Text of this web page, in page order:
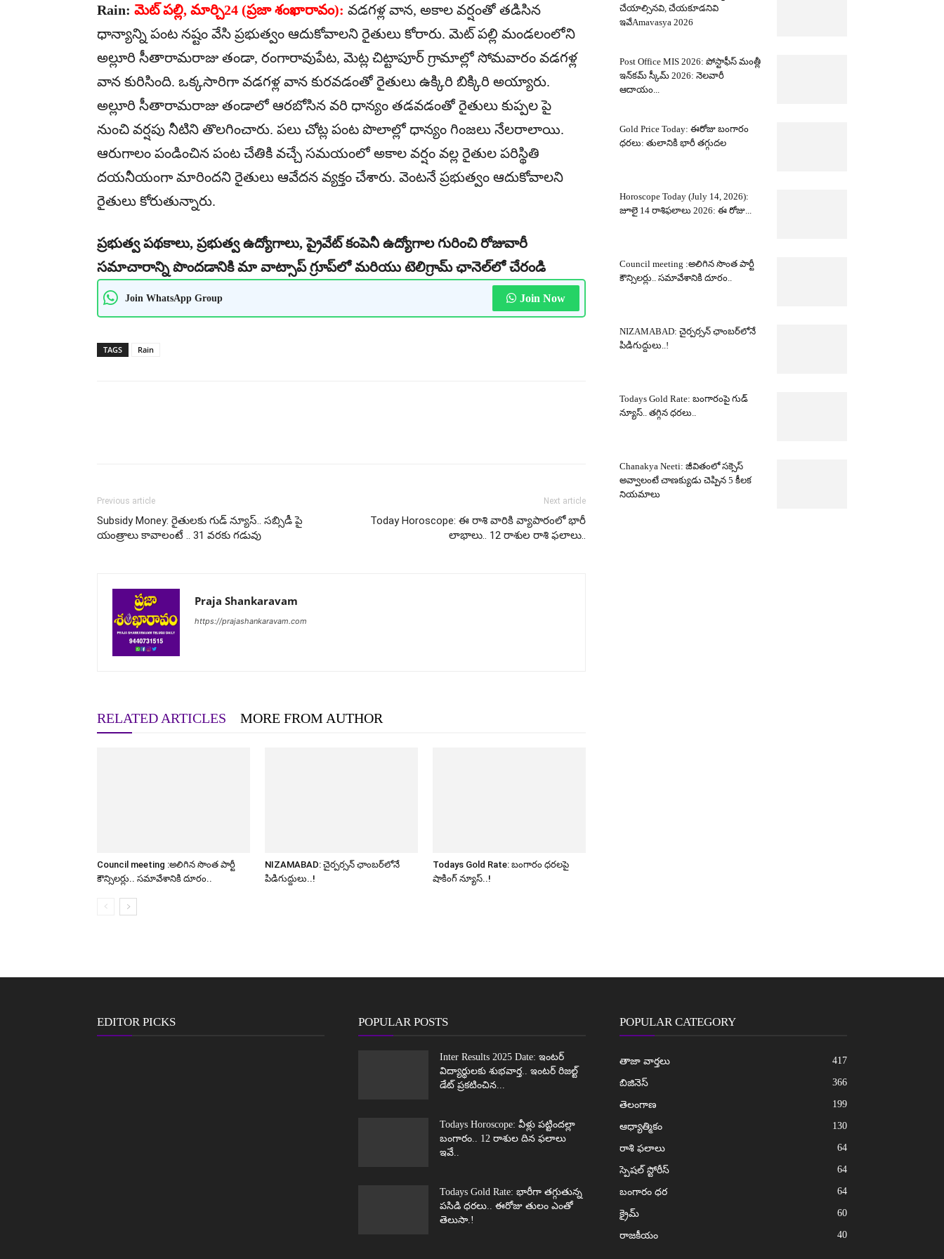
Rain: మెట్ పల్లి, మార్చి24 (ప్రజా శంఖారావం): వడగళ్ల వాన, అకాల వర్షంతో తడిసిన
ధాన్యాన్ని పంట నష్టం వేసి ప్రభుత్వం ఆదుకోవాలని రైతులు కోరారు. మెట్ పల్లి మండలంలోని
అల్లూరి సీతారామరాజు తండా, రంగారావుపేట, మెట్ల చిట్టాపూర్ గ్రామాల్లో సోమవారం వడగళ్ల
వాన కురిసింది. ఒక్కసారిగా వడగళ్ల వాన కురవడంతో రైతులు ఉక్కిరి బిక్కిరి అయ్యారు.
అల్లూరి సీతారామరాజు తండాలో ఆరబోసిన వరి ధాన్యం తడవడంతో రైతులు కుప్పల పై
నుంచి వర్షపు నీటిని తొలగించారు. పలు చోట్ల పంట పొలాల్లో ధాన్యం గింజలు నేలరాలాయి.
ఆరుగాలం పండించిన పంట చేతికి వచ్చే సమయంలో అకాల వర్షం వల్ల రైతుల పరిస్థితి
దయనీయంగా మారిందని రైతులు ఆవేదన వ్యక్తం చేశారు. వెంటనే ప్రభుత్వం ఆదుకోవాలని
రైతులు కోరుతున్నారు.
ప్రభుత్వ పథకాలు, ప్రభుత్వ ఉద్యోగాలు, ప్రైవేట్ కంపెనీ ఉద్యోగాల గురించి రోజువారీ
సమాచారాన్ని పొందడానికి మా వాట్సాప్ గ్రూప్‌లో మరియు టెలిగ్రామ్ ఛానెల్‌లో చేరండి
Join WhatsApp Group Join Now
TAGS Rain
Previous article
Subsidy Money: రైతులకు గుడ్ న్యూస్.. సబ్సిడీ పై
యంత్రాలు కావాలంటే .. 31 వరకు గడువు
Next article
Today Horoscope: ఈ రాశి వారికి వ్యాపారంలో భారీ
లాభాలు.. 12 రాశుల రాశి ఫలాలు..
Praja Shankaravam
https://prajashankaravam.com
RELATED ARTICLES MORE FROM AUTHOR
Council meeting :అలిగిన సొంత పార్టీ
కౌన్సిలర్లు.. సమావేశానికి దూరం..
NIZAMABAD: చైర్పర్సన్ ఛాంబర్‌లోనే
పిడిగుద్దులు..!
Todays Gold Rate: బంగారం ధరలపై
షాకింగ్ న్యూస్..!
చేయాల్సినవి, చేయకూడనివి
ఇవేAmavasya 2026
Post Office MIS 2026: పోస్టాఫీస్ మంత్లీ
ఇన్‌కమ్ స్కీమ్ 2026: నెలవారీ
ఆదాయం...
Gold Price Today: ఈరోజు బంగారం
ధరలు: తులానికి భారీ తగ్గుదల
Horoscope Today (July 14, 2026):
జూలై 14 రాశిఫలాలు 2026: ఈ రోజు...
Council meeting :అలిగిన సొంత పార్టీ
కౌన్సిలర్లు.. సమావేశానికి దూరం..
NIZAMABAD: చైర్పర్సన్ ఛాంబర్‌లోనే
పిడిగుద్దులు..!
Todays Gold Rate: బంగారంపై గుడ్
న్యూస్.. తగ్గిన ధరలు..
Chanakya Neeti: జీవితంలో సక్సెస్
అవ్వాలంటే చాణక్యుడు చెప్పిన 5 కీలక
నియమాలు
EDITOR PICKS POPULAR POSTS
Inter Results 2025 Date: ఇంటర్
విద్యార్థులకు శుభవార్త.. ఇంటర్ రిజల్ట్
డేట్ ప్రకటించిన...
Todays Horoscope: వీళ్లు పట్టిందల్లా
బంగారం.. 12 రాశుల దిన ఫలాలు
ఇవే..
Todays Gold Rate: భారీగా తగ్గుతున్న
పసిడి ధరలు.. ఈరోజు తులం ఎంతో
తెలుసా.!
POPULAR CATEGORY
తాజా వార్తలు 417
బిజినెస్ 366
తెలంగాణ 199
ఆధ్యాత్మికం 130
రాశి ఫలాలు 64
స్పెషల్ స్టోరీస్ 64
బంగారం ధర 64
క్రైమ్ 60
రాజకీయం 40